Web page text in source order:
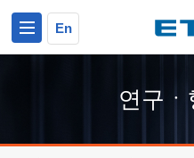
En
연구ㆍ